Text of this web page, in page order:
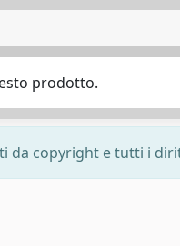
prodotto.
da copyright e tutti i